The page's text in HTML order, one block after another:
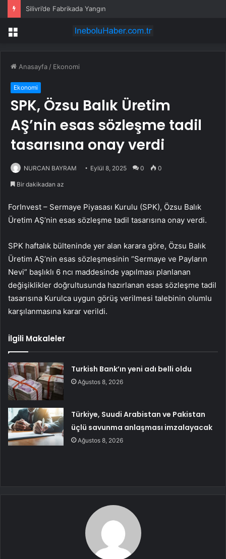
Silivri’de Fabrikada Yangın
Menü
Anasayfa / Ekonomi
Ekonomi
SPK, Özsu Balık Üretim
AŞ’nin esas sözleşme tadil
tasarısına onay verdi
NURCAN BAYRAM Eylül 8, 2025 0 0
Bir dakikadan az
ForInvest – Sermaye Piyasası Kurulu (SPK), Özsu Balık
Üretim AŞ’nin esas sözleşme tadil tasarısına onay verdi.
SPK haftalık bülteninde yer alan karara göre, Özsu Balık
Üretim AŞ’nin esas sözleşmesinin “Sermaye ve Payların
Nevi” başlıklı 6 ncı maddesinde yapılması planlanan
değişiklikler doğrultusunda hazırlanan esas sözleşme tadil
tasarısına Kurulca uygun görüş verilmesi talebinin olumlu
karşılanmasına karar verildi.
İlgili Makaleler
Turkish Bank’ın yeni adı belli oldu
Ağustos 8, 2026
Türkiye, Suudi Arabistan ve Pakistan
üçlü savunma anlaşması imzalayacak
Ağustos 8, 2026